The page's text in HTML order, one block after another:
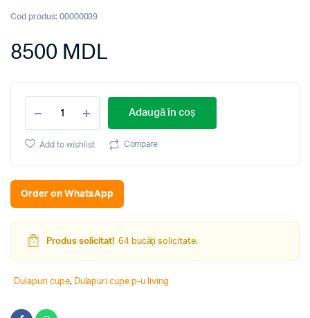
Cod produs: 00000039
8500 MDL
Cupe
Mobildor
Lux
S
1100
3025
Stejar
Sonoma
Adaugă în coș
Add to wishlist Compare
Order on WhatsApp
Produs solicitat! 64 bucăți solicitate.
Dulapuri cupe, Dulapuri cupe p-u living